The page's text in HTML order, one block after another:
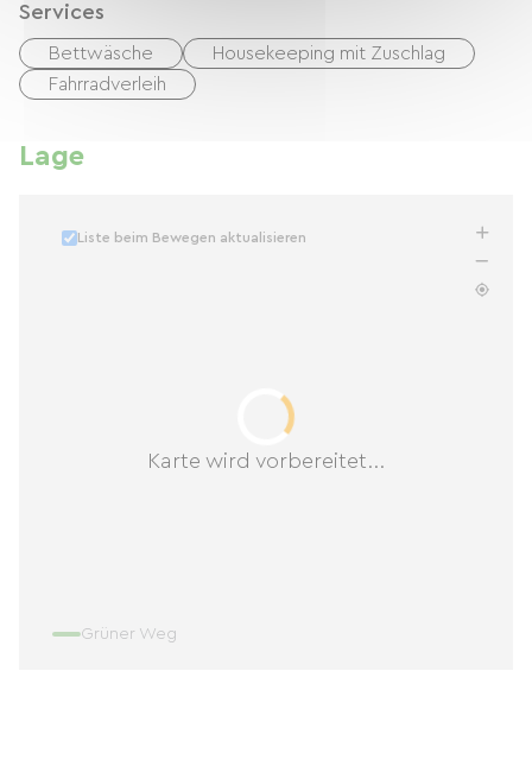
Services
Bettwäsche
Housekeeping mit Zuschlag
Fahrradverleih
Lage
Karte wird vorbereitet...
Liste beim Bewegen aktualisieren
Grüner Weg